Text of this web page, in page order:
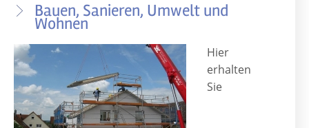
Bauen, Sanieren, Umwelt und
Wohnen
Hier
erhalten
Sie